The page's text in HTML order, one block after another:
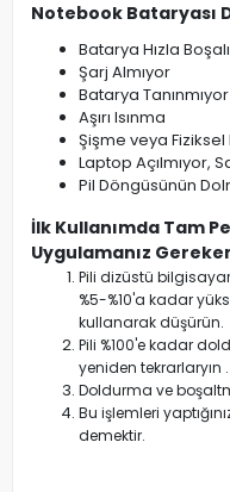
Notebook Bataryası
Batarya Hızla
Şarj Almıyor
Batarya Tanınmıyor
Aşırı Isınma
Şişme veya
Laptop Açılmıyor,
Pil Döngüsünün
İlk Kullanımda Tam
Uygulamanız
Pili dizüstü
%5-%10'a kadar
kullanarak düşürün.
Pili %100'e kadar
yeniden tekrarlaryın .
Doldurma ve
Bu işlemleri
demektir.